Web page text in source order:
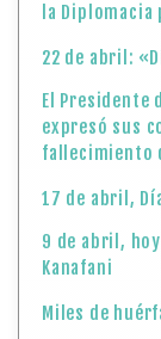
la Diplomacia
22 de abril:
El Presidente
expresó sus
fallecimiento
17 de abril,
9 de abril,
Kanafani
Miles de